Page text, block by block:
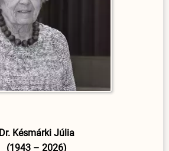
Dr. Késmárki Júlia
(1943 – 2026)